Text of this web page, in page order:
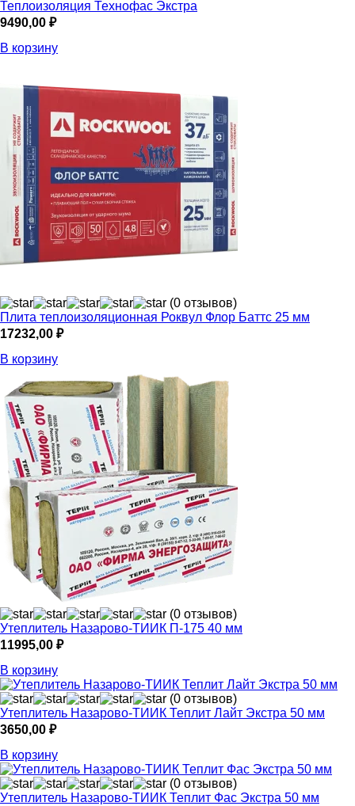
Теплоизоляция Технофас Экстра
9490,00 ₽
В корзину
(0 отзывов)
Плита теплоизоляционная Роквул Флор Баттс 25 мм
17232,00 ₽
В корзину
(0 отзывов)
Утеплитель Назарово-ТИИК П-175 40 мм
11995,00 ₽
В корзину
(0 отзывов)
Утеплитель Назарово-ТИИК Теплит Лайт Экстра 50 мм
3650,00 ₽
В корзину
(0 отзывов)
Утеплитель Назарово-ТИИК Теплит Фас Экстра 50 мм